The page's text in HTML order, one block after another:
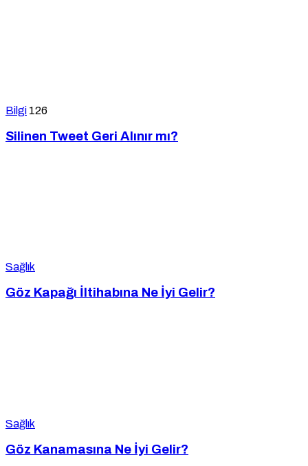
Bilgi 126
Silinen Tweet Geri Alınır mı?
Sağlık
Göz Kapağı İltihabına Ne İyi Gelir?
Sağlık
Göz Kanamasına Ne İyi Gelir?